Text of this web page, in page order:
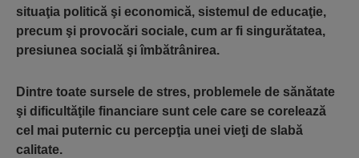
situaţia politică şi economică, sistemul de educaţie,
precum şi provocări sociale, cum ar fi singurătatea,
presiunea socială şi îmbătrânirea.
Dintre toate sursele de stres, problemele de sănătate
şi dificultăţile financiare sunt cele care se corelează
cel mai puternic cu percepţia unei vieţi de slabă
calitate.